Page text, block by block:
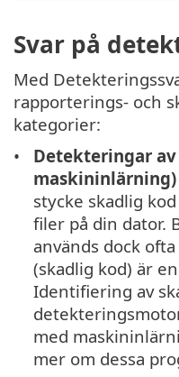
Svar på
Med
rapporterings- och
kategorier:
Detekteringar
maskininlärning)
stycke skadlig
filer på din dator.
används dock
(skadlig kod) är
Identifiering av
med
mer om dessa